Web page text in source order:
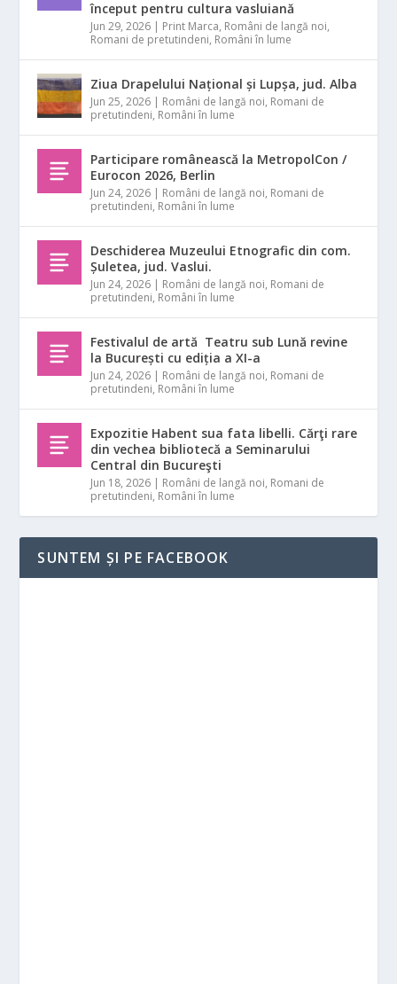
început pentru cultura vasluiană
Jun 29, 2026 | Print Marca, Români de langă noi,
Romani de pretutindeni, Români în lume
Ziua Drapelului Național și Lupșa, jud. Alba
Jun 25, 2026 | Români de langă noi, Romani de
pretutindeni, Români în lume
Participare românească la MetropolCon /
Eurocon 2026, Berlin
Jun 24, 2026 | Români de langă noi, Romani de
pretutindeni, Români în lume
Deschiderea Muzeului Etnografic din com.
Șuletea, jud. Vaslui.
Jun 24, 2026 | Români de langă noi, Romani de
pretutindeni, Români în lume
Festivalul de artă Teatru sub Lună revine
la București cu ediția a XI-a
Jun 24, 2026 | Români de langă noi, Romani de
pretutindeni, Români în lume
Expozitie Habent sua fata libelli. Cărţi rare
din vechea bibliotecă a Seminarului
Central din Bucureşti
Jun 18, 2026 | Români de langă noi, Romani de
pretutindeni, Români în lume
SUNTEM ȘI PE FACEBOOK